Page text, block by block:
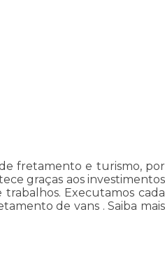
fretamento e turismo, por
graças aos investimentos
Executamos cada
de vans . Saiba mais